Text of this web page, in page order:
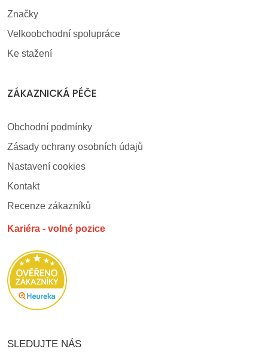
Značky
Velkoobchodní spolupráce
Ke stažení
ZÁKAZNICKÁ PÉČE
Obchodní podmínky
Zásady ochrany osobních údajů
Nastavení cookies
Kontakt
Recenze zákazníků
Kariéra - volné pozice
SLEDUJTE NÁS